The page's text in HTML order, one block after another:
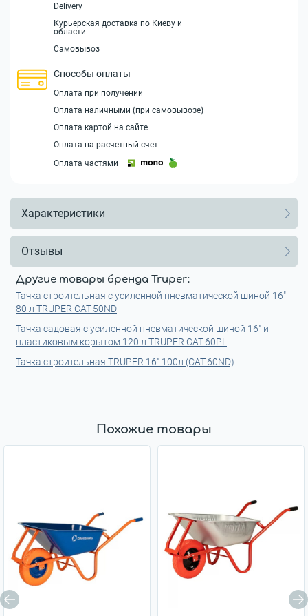
Delivery
Курьерская доставка по Киеву и
области
Самовывоз
Способы оплаты
Оплата при получении
Оплата наличными (при самовывозе)
Оплата картой на сайте
Оплата на расчетный счет
Оплата частями
Характеристики
Отзывы
Другие товары бренда Truper:
Тачка строительная с усиленной пневматической шиной 16"
80 л TRUPER CAT-50ND
Тачка садовая с усиленной пневматической шиной 16" и
пластиковым корытом 120 л TRUPER CAT-60PL
Тачка строительная TRUPER 16" 100л (CAT-60ND)
Похожие товары